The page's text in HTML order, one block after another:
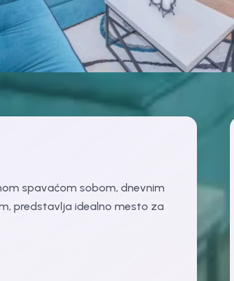
spavaćom sobom, dnevnim
predstavlja idealno mesto za